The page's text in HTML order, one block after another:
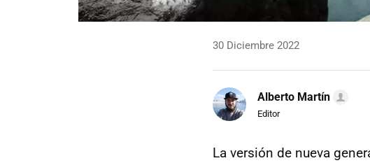
30 Diciembre 2022
Alberto Martín
Editor
La versión de nueva